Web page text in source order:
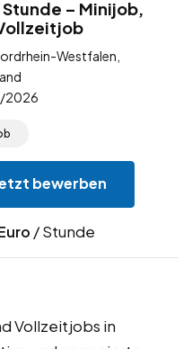
– Minijob,
Westfalen,
2026
bewerben
/ Stunde
Vollzeitjobs in